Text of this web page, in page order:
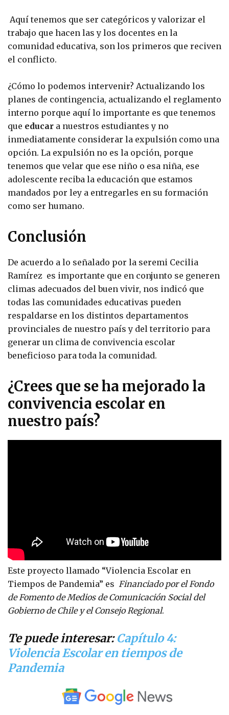
Aquí tenemos que ser categóricos y valorizar el
trabajo que hacen las y los docentes en la
comunidad educativa, son los primeros que reciven
el conflicto.
¿Cómo lo podemos intervenir? Actualizando los
planes de contingencia, actualizando el reglamento
interno porque aquí lo importante es que tenemos
que educar a nuestros estudiantes y no
inmediatamente considerar la expulsión como una
opción. La expulsión no es la opción, porque
tenemos que velar que ese niño o esa niña, ese
adolescente reciba la educación que estamos
mandados por ley a entregarles en su formación
como ser humano.
Conclusión
De acuerdo a lo señalado por la seremi Cecilia
Ramírez es importante que en conjunto se generen
climas adecuados del buen vivir, nos indicó que
todas las comunidades educativas pueden
respaldarse en los distintos departamentos
provinciales de nuestro país y del territorio para
generar un clima de convivencia escolar
beneficioso para toda la comunidad.
¿Crees que se ha mejorado la
convivencia escolar en
nuestro país?
Este proyecto llamado “Violencia Escolar en
Tiempos de Pandemia” es Financiado por el Fondo
de Fomento de Medios de Comunicación Social del
Gobierno de Chile y el Consejo Regional.
Te puede interesar:Capítulo 4:
Violencia Escolar en tiempos de
Pandemia